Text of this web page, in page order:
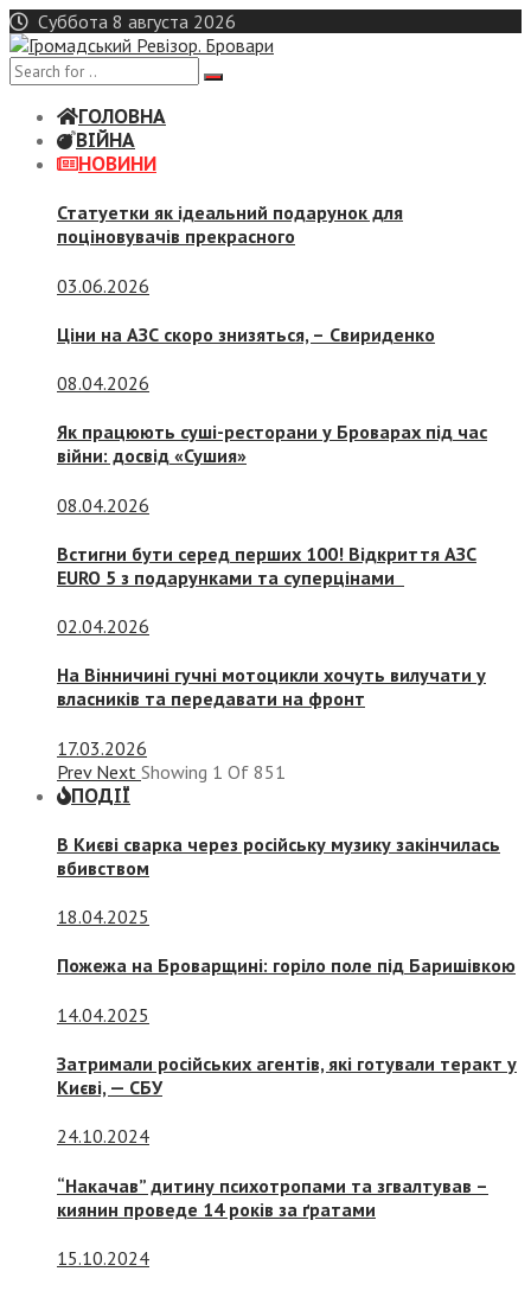
Skip
to
content
Суббота 8 августа 2026
ГОЛОВНА
ВІЙНА
НОВИНИ
Статуетки як ідеальний подарунок для
поціновувачів прекрасного
03.06.2026
Ціни на АЗС скоро знизяться, – Свириденко
08.04.2026
Як працюють суші-ресторани у Броварах під час
війни: досвід «Сушия»
08.04.2026
Встигни бути серед перших 100! Відкриття АЗС
EURO 5 з подарунками та суперцінами
02.04.2026
На Вінничині гучні мотоцикли хочуть вилучати у
власників та передавати на фронт
17.03.2026
Prev Next Showing 1 Of 851
ПОДІЇ
В Києві сварка через російську музику закінчилась
вбивством
18.04.2025
Пожежа на Броварщині: горіло поле під Баришівкою
14.04.2025
Затримали російських агентів, які готували теракт у
Києві, — СБУ
24.10.2024
“Накачав” дитину психотропами та згвалтував –
киянин проведе 14 років за ґратами
15.10.2024